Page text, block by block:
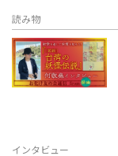
読み物
インタビュー